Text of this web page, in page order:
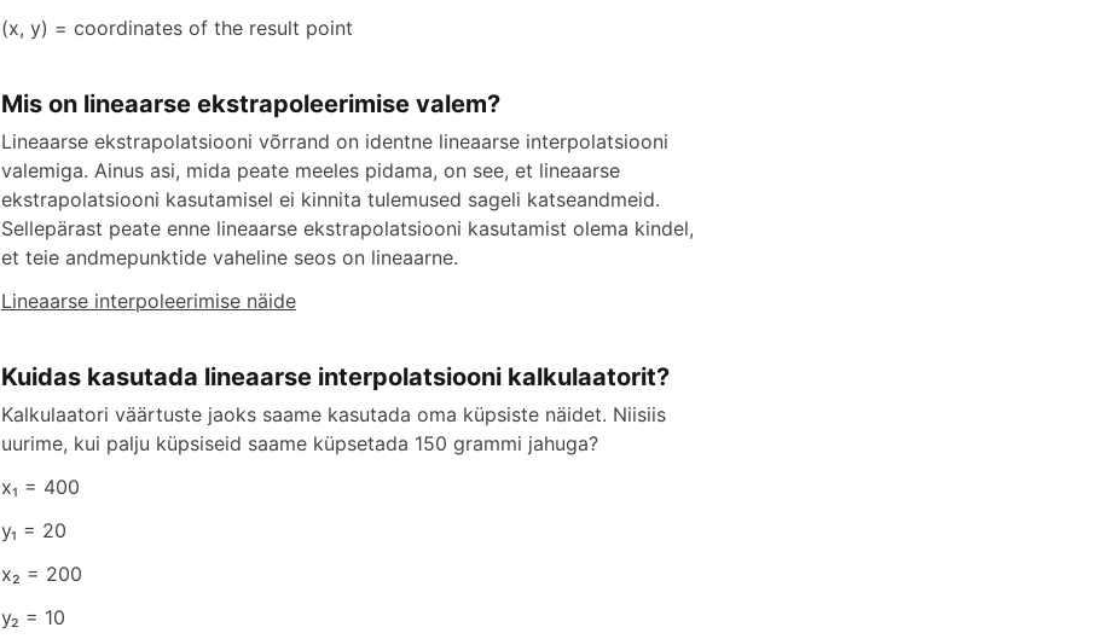
(x, y) = coordinates of the result point
Mis on lineaarse ekstrapoleerimise valem?
Lineaarse ekstrapolatsiooni võrrand on identne lineaarse interpolatsiooni
valemiga. Ainus asi, mida peate meeles pidama, on see, et lineaarse
ekstrapolatsiooni kasutamisel ei kinnita tulemused sageli katseandmeid.
Sellepärast peate enne lineaarse ekstrapolatsiooni kasutamist olema kindel,
et teie andmepunktide vaheline seos on lineaarne.
Lineaarse interpoleerimise näide
Kuidas kasutada lineaarse interpolatsiooni kalkulaatorit?
Kalkulaatori väärtuste jaoks saame kasutada oma küpsiste näidet. Niisiis
uurime, kui palju küpsiseid saame küpsetada 150 grammi jahuga?
x₁ = 400
y₁ = 20
x₂ = 200
y₂ = 10